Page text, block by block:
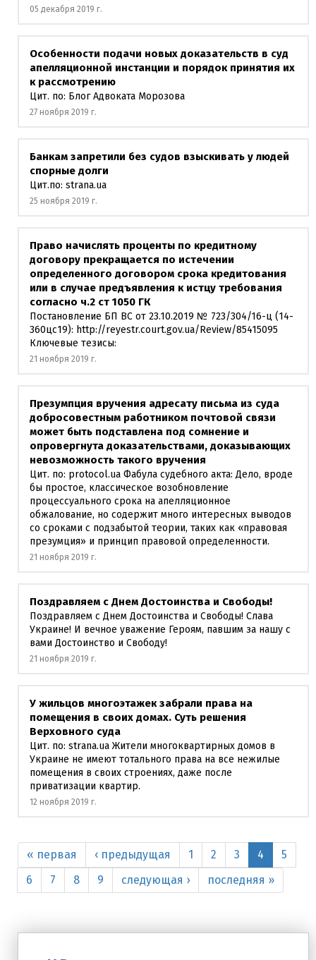
05 декабря 2019 г.
Особенности подачи новых доказательств в суд
апелляционной инстанции и порядок принятия их
к рассмотрению
Цит. по: Блог Адвоката Морозова
27 ноября 2019 г.
Банкам запретили без судов взыскивать у людей
спорные долги
Цит.по: strana.ua
25 ноября 2019 г.
Право начислять проценты по кредитному
договору прекращается по истечении
определенного договором срока кредитования
или в случае предъявления к истцу требования
согласно ч.2 ст 1050 ГК
Постановление БП ВС от 23.10.2019 № 723/304/16-ц (14-
360цс19): http://reyestr.court.gov.ua/Review/85415095
Ключевые тезисы:
21 ноября 2019 г.
Презумпция вручения адресату письма из суда
добросовестным работником почтовой связи
может быть подставлена ​​под сомнение и
опровергнута доказательствами, доказывающих
невозможность такого вручения
Цит. по: protocol.ua Фабула судебного акта: Дело, вроде
бы простое, классическое возобновление
процессуального срока на апелляционное
обжалование, но содержит много интересных выводов
со сроками с подзабытой теории, таких как «правовая
презумция» и принцип правовой определенности.
21 ноября 2019 г.
Поздравляем с Днем Достоинства и Свободы!
Поздравляем с Днем Достоинства и Свободы! Слава
Украине! И вечное уважение Героям, павшим за нашу с
вами Достоинство и Свободу!
21 ноября 2019 г.
У жильцов многоэтажек забрали права на
помещения в своих домах. Суть решения
Верховного суда
Цит. по: strana.ua Жители многоквартирных домов в
Украине не имеют тотального права на все нежилые
помещения в своих строениях, даже после
приватизации квартир.
12 ноября 2019 г.
« первая ‹ предыдущая 1 2 3 4
5
6
7 8 9 следующая › последняя »